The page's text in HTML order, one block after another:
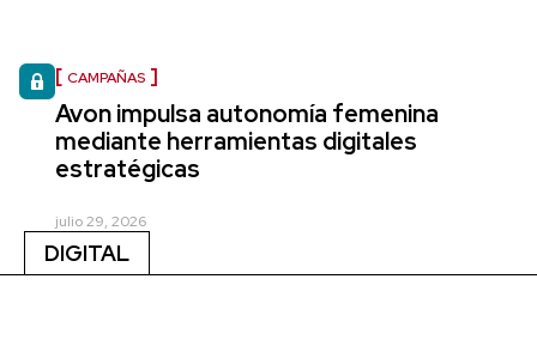
CAMPAÑAS
Avon impulsa autonomía femenina
mediante herramientas digitales
estratégicas
julio 29, 2026
DIGITAL